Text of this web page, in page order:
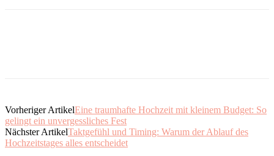
Vorheriger ArtikelEine traumhafte Hochzeit mit kleinem Budget: So
gelingt ein unvergessliches Fest
Nächster ArtikelTaktgefühl und Timing: Warum der Ablauf des
Hochzeitstages alles entscheidet